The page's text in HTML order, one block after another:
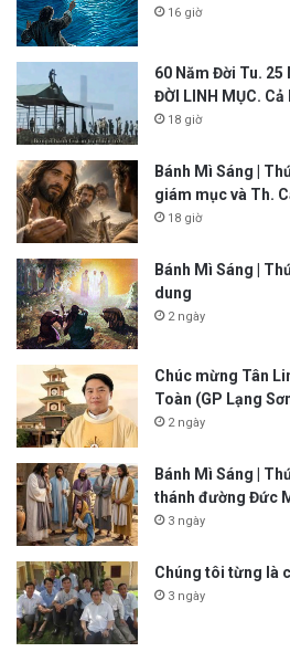
16 giờ
60 Năm Đời Tu. 25
ĐỜI LINH MỤC. Cả
18 giờ
Bánh Mì Sáng |
giám mục và Th.
18 giờ
Bánh Mì Sáng |
dung
2 ngày
Chúc mừng Tân
Toàn (GP Lạng
2 ngày
Bánh Mì Sáng |
thánh đường Đức
3 ngày
Chúng tôi từng là
3 ngày